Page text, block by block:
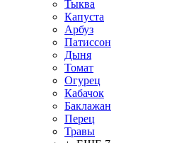
Тыква
Капуста
Арбуз
Патиссон
Дыня
Томат
Огурец
Кабачок
Баклажан
Перец
Травы